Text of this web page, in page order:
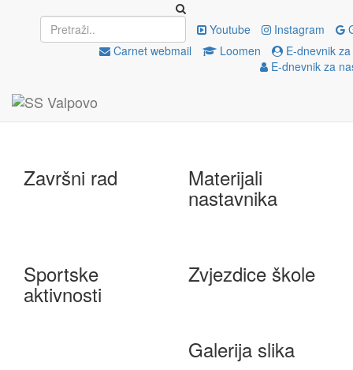
Youtube Instagram
Carnet webmail
Loomen
E-dnevnik
E-dnevnik za
Upisi EU projekti
e-Škole
Završni rad Materijali
nastavnika
Sportske
aktivnosti
Zvjezdice škole
Galerija slika